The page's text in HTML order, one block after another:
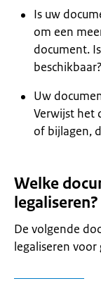
Is uw
om een
document.
Uw
Verwijst het
of bijlagen,
Welke
legaliseren?
De volgende
legaliseren